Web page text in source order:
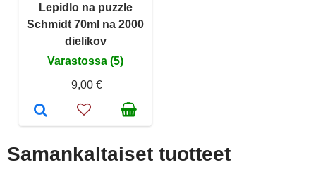
Lepidlo na puzzle
Schmidt 70ml na 2000
dielikov
Varastossa (5)
9,00 €
Samankaltaiset tuotteet